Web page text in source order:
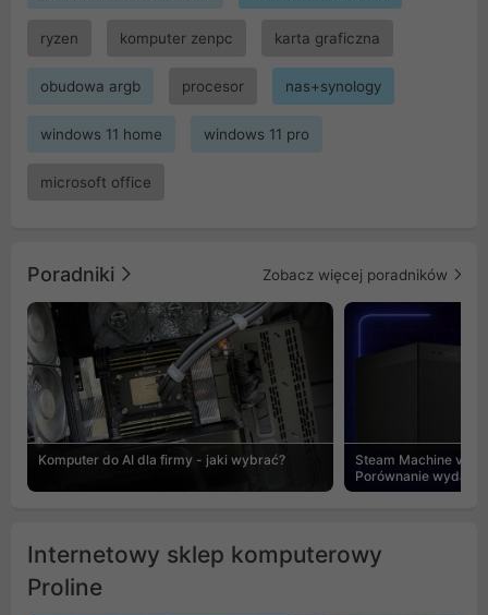
ryzen komputer zenpc karta graficzna
obudowa argb procesor nas+synology
windows 11 home windows 11 pro
microsoft office
Poradniki Zobacz więcej poradników
Komputer do AI dla firmy - jaki wybrać?
Steam Machine vs
Porównanie
Internetowy sklep komputerowy
Proline